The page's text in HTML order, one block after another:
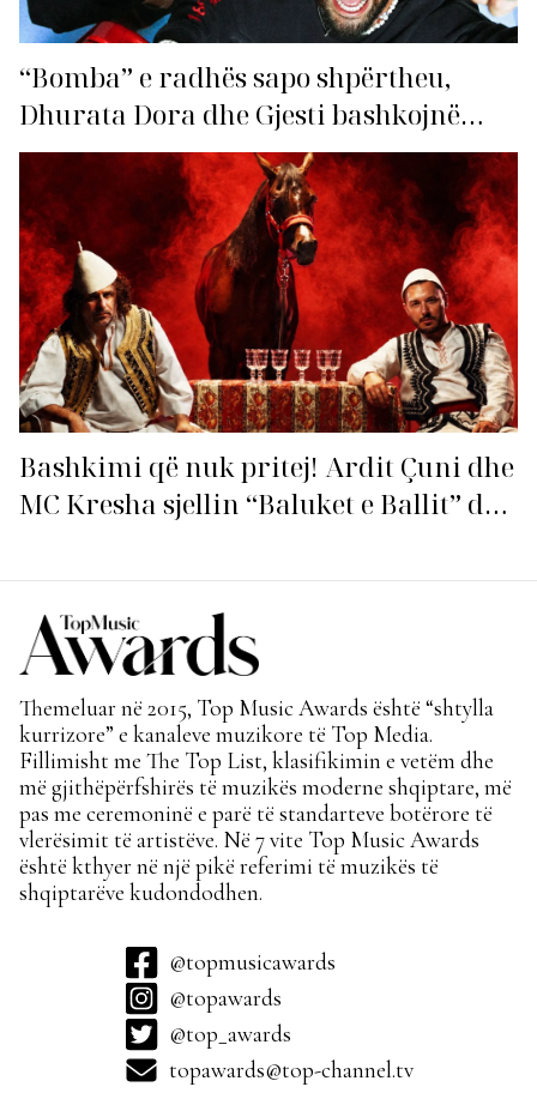
“Bomba” e radhës sapo shpërtheu,
Dhurata Dora dhe Gjesti bashkojnë
fuqitë me “Gasolina”!
Bashkimi që nuk pritej! Ardit Çuni dhe
MC Kresha sjellin “Baluket e Ballit” dhe
Themeluar në 2015, Top Music Awards është “shtylla
kurrizore” e kanaleve muzikore të Top Media.
Fillimisht me The Top List, klasifikimin e vetëm dhe
më gjithëpërfshirës të muzikës moderne shqiptare, më
pas me ceremoninë e parë të standarteve botërore të
vlerësimit të artistëve. Në 7 vite Top Music Awards
është kthyer në një pikë referimi të muzikës të
shqiptarëve kudondodhen.
@topmusicawards
@topawards
@top_awards
topawards@top-channel.tv